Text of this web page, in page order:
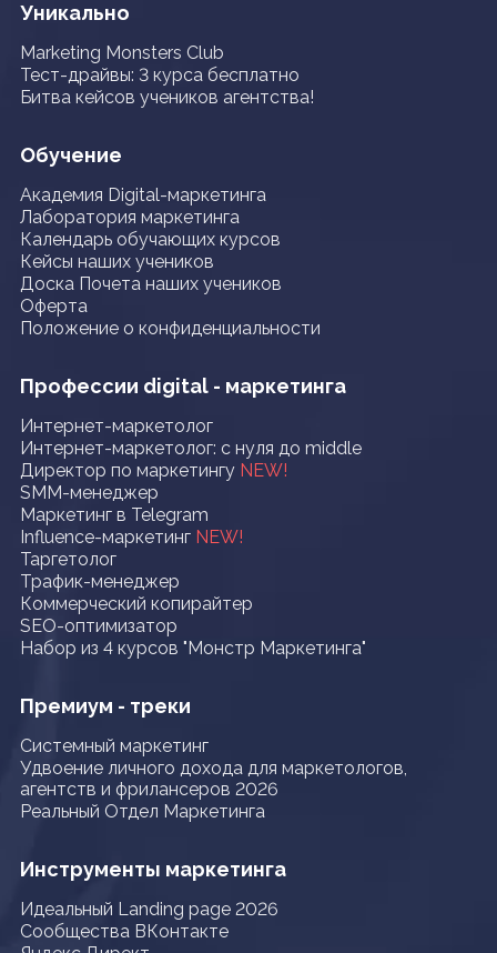
Уникально
Marketing Monsters Club
Тест-драйвы: 3 курса бесплатно
Битва кейсов учеников агентства!
Обучение
Академия Digital-маркетинга
Лаборатория маркетинга
Календарь обучающих курсов
Кейсы наших учеников
Доска Почета наших учеников
Оферта
Положение о конфиденциальности
Профессии digital - маркетинга
Интернет-маркетолог
Интернет-маркетолог: с нуля до middle
Директор по маркетингу NEW!
SMM-менеджер
Маркетинг в Telegram
Influence-маркетинг NEW!
Таргетолог
Трафик-менеджер
Коммерческий копирайтер
SEO-оптимизатор
Набор из 4 курсов "Монстр Маркетинга"
Премиум - треки
Системный маркетинг
Удвоение личного дохода для маркетологов,
агентств и фрилансеров 2026
Реальный Отдел Маркетинга
Инструменты маркетинга
Идеальный Landing page 2026
Сообщества ВКонтакте